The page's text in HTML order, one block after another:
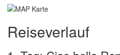
Reiseverlauf